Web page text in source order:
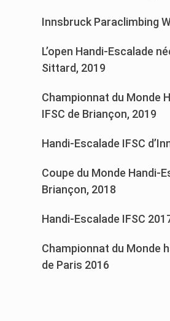
Innsbruck Paraclimbing
L’open Handi-Escalade
Sittard, 2019
Championnat du Monde
IFSC de Briançon, 2019
Handi-Escalade IFSC
Coupe du Monde Handi-
Briançon, 2018
Handi-Escalade IFSC
Championnat du Monde
de Paris 2016